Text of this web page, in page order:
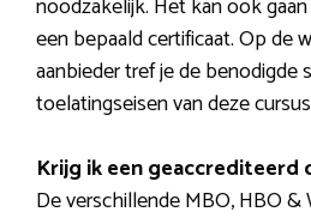
een bepaald certificaat. Op de
aanbieder tref je de benodigde
toelatingseisen van deze
Krijg ik een geaccrediteerd
De verschillende MBO, HBO